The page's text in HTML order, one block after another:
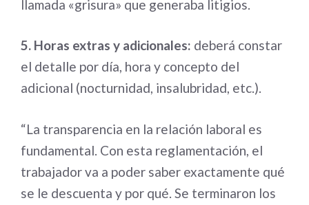
llamada «grisura» que generaba litigios.
5. Horas extras y adicionales: deberá constar
el detalle por día, hora y concepto del
adicional (nocturnidad, insalubridad, etc.).
“La transparencia en la relación laboral es
fundamental. Con esta reglamentación, el
trabajador va a poder saber exactamente qué
se le descuenta y por qué. Se terminaron los